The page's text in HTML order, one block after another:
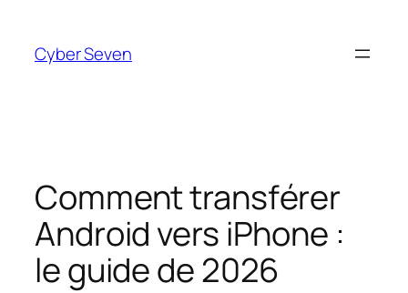
contenu
Cyber Seven
Comment transférer
Android vers iPhone :
le guide de 2026